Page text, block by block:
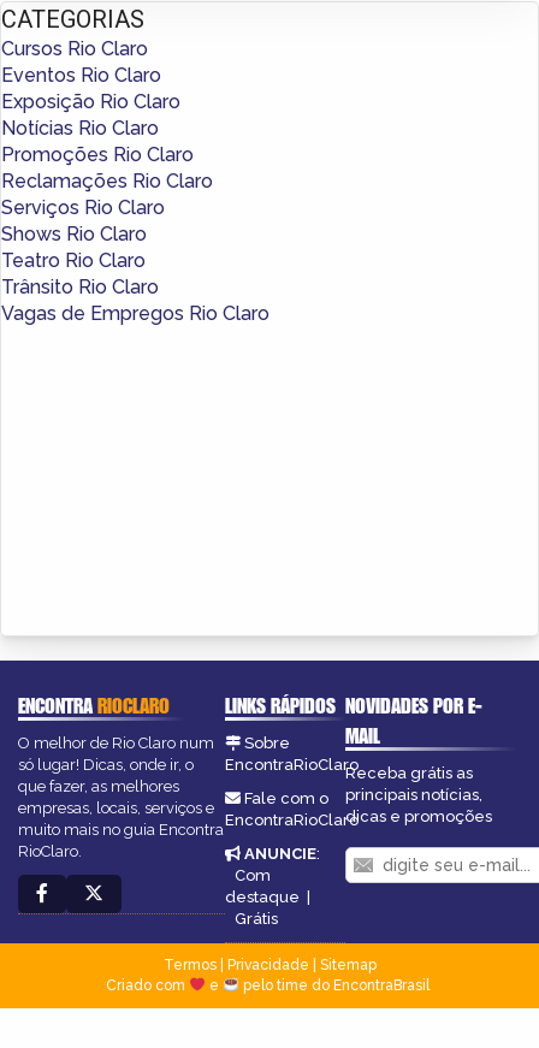
CATEGORIAS
Cursos Rio Claro
Eventos Rio Claro
Exposição Rio Claro
Notícias Rio Claro
Promoções Rio Claro
Reclamações Rio Claro
Serviços Rio Claro
Shows Rio Claro
Teatro Rio Claro
Trânsito Rio Claro
Vagas de Empregos Rio Claro
ENCONTRARIOCLARO
O melhor de Rio Claro num
só lugar! Dicas, onde ir, o
que fazer, as melhores
empresas, locais, serviços e
muito mais no guia Encontra
RioClaro.
LINKS RÁPIDOS
Sobre
EncontraRioClaro
Fale com o
EncontraRioClaro
ANUNCIE:
Com
destaque
Grátis
NOVIDADES POR E-
MAIL
Receba grátis as
principais notícias,
dicas e promoções
Termos| Privacidade
Sitemap
Criado com
e pelo time do EncontraBrasil